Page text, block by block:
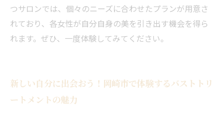
つサロンでは、個々のニーズに合わせたプランが用意さ
れており、各女性が自分自身の美を引き出す機会を得ら
れます。ぜひ、一度体験してみてください。
新しい自分に出会おう！岡崎市で体験するバストトリ
ートメントの魅力
当サロンの公式LINE@にお友達登録頂いたお客様は
初回 500円OFFさせて頂きます。 既に 追加済の
方、不必要な方 お手数ですが、✖印でお閉じ下さ